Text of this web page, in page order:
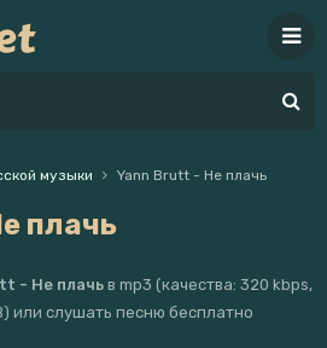
музыки Yann Brutt - Не плачь
плачь
- Не плачь в mp3 (качества: 320 kbps,
или слушать песню бесплатно